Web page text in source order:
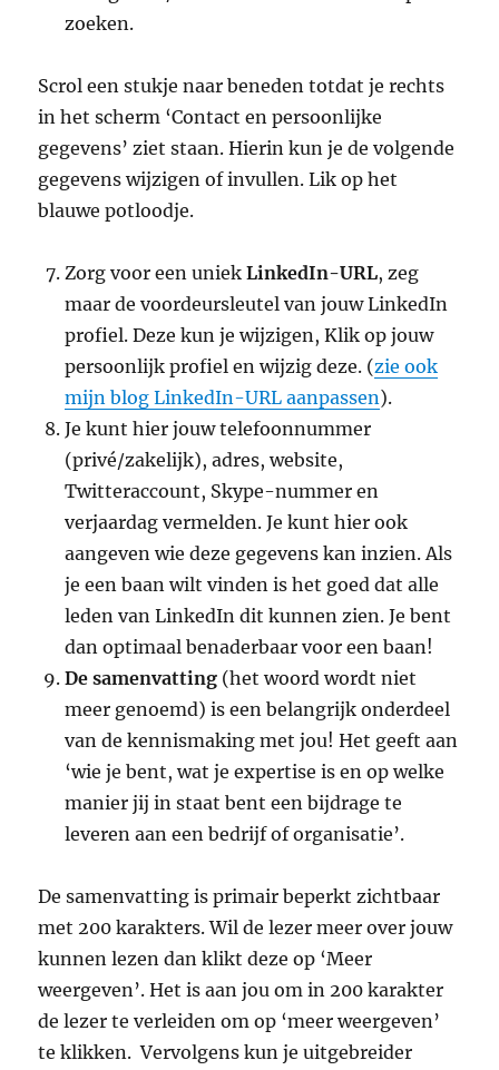
zoeken.
Scrol een stukje naar beneden totdat je rechts
in het scherm ‘Contact en persoonlijke
gegevens’ ziet staan. Hierin kun je de volgende
gegevens wijzigen of invullen. Lik op het
blauwe potloodje.
Zorg voor een uniekLinkedIn-URL, zeg
maar de voordeursleutel van jouw LinkedIn
profiel. Deze kun je wijzigen, Klik op jouw
persoonlijk profiel en wijzig deze. (zie ook
mijn blog LinkedIn-URL aanpassen).
Je kunt hier jouw telefoonnummer
(privé/zakelijk), adres, website,
Twitteraccount, Skype-nummer en
verjaardag vermelden. Je kunt hier ook
aangeven wie deze gegevens kan inzien. Als
je een baan wilt vinden is het goed dat alle
leden van LinkedIn dit kunnen zien. Je bent
dan optimaal benaderbaar voor een baan!
De samenvatting (het woord wordt niet
meer genoemd) is een belangrijk onderdeel
van de kennismaking met jou! Het geeft aan
‘wie je bent, wat je expertise is en op welke
manier jij in staat bent een bijdrage te
leveren aan een bedrijf of organisatie’.
De samenvatting is primair beperkt zichtbaar
met 200 karakters. Wil de lezer meer over jouw
kunnen lezen dan klikt deze op ‘Meer
weergeven’. Het is aan jou om in 200 karakter
de lezer te verleiden om op ‘meer weergeven’
te klikken. Vervolgens kun je uitgebreider